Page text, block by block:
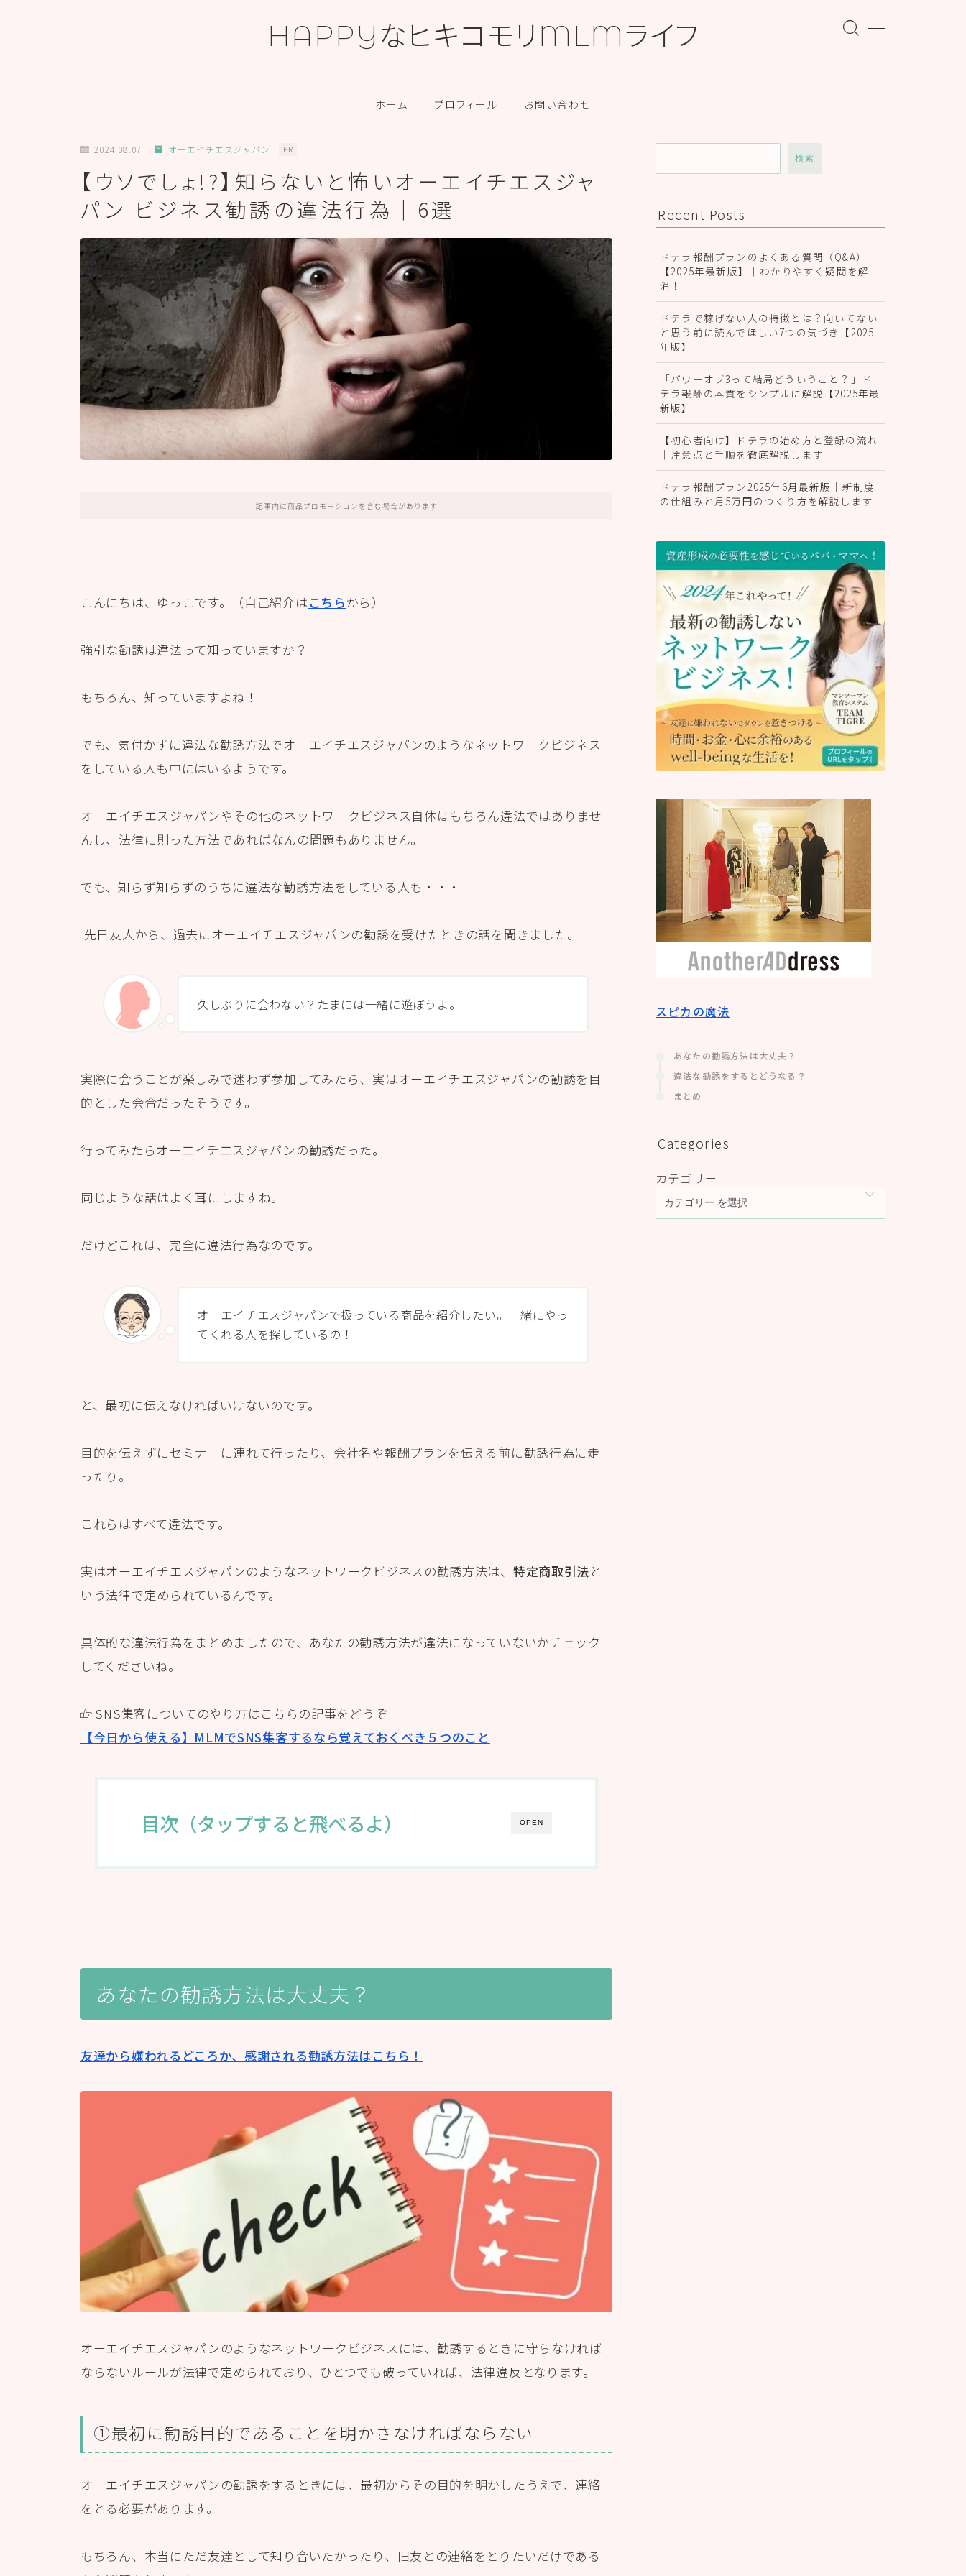
HAPPYなヒキコモリMLMライフ
ホーム プロフィール お問い合わせ
プロフィール
2024.08.07 オーエイチエスジャパン PR
【ウソでしょ!?】知らないと怖いオーエイチエスジャ
パン ビジネス勧誘の違法行為｜6選
記事内に商品プロモーションを含む場合があります
こんにちは、ゆっこです。（自己紹介は こちらから）
強引な勧誘は違法って知っていますか？
もちろん、知っていますよね！
でも、気付かずに違法な勧誘方法でオーエイチエスジャパンのようなネットワークビジネス
をしている人も中にはいるようです。
オーエイチエスジャパンやその他のネットワークビジネス自体はもちろん違法ではありませ
んし、法律に則った方法であればなんの問題もありません。
でも、知らず知らずのうちに違法な勧誘方法をしている人も・・・
先日友人から、過去にオーエイチエスジャパンの勧誘を受けたときの話を聞きました。
久しぶりに会わない？たまには一緒に遊ぼうよ。
実際に会うことが楽しみで迷わず参加してみたら、実はオーエイチエスジャパンの勧誘を目
的とした会合だったそうです。
行ってみたらオーエイチエスジャパンの勧誘だった。
同じような話はよく耳にしますね。
だけどこれは、完全に違法行為なのです。
オーエイチエスジャパンで扱っている商品を紹介したい。一緒にやっ
てくれる人を探しているの！
と、最初に伝えなければいけないのです。
目的を伝えずにセミナーに連れて行ったり、会社名や報酬プランを伝える前に勧誘行為に走
ったり。
これらはすべて違法です。
実はオーエイチエスジャパンのようなネットワークビジネスの勧誘方法は、 特定商取引法 と
いう法律で定められているんです。
具体的な違法行為をまとめましたので、あなたの勧誘方法が違法になっていないかチェック
してくださいね。
SNS集客についてのやり方はこちらの記事をどうぞ
【今日から使える】MLMでSNS集客するなら覚えておくべき５つのこと
OPEN
目次（タップすると飛べるよ）
あなたの勧誘方法は大丈夫？
友達から嫌われるどころか、感謝される勧誘方法はこちら！
オーエイチエスジャパンのようなネットワークビジネスには、勧誘するときに守らなければ
ならないルールが法律で定められており、ひとつでも破っていれば、法律違反となります。
①最初に勧誘目的であることを明かさなければならない
オーエイチエスジャパンの勧誘をするときには、最初からその目的を明かしたうえで、連絡
をとる必要があります。
もちろん、本当にただ友達として知り合いたかったり、旧友との連絡をとりたいだけである
検索
Recent Posts
ドテラ報酬プランのよくある質問（Q&A）
【2025年最新版】｜わかりやすく疑問を解
消！
ドテラで稼げない人の特徴とは？向いてない
と思う前に読んでほしい7つの気づき【2025
年版】
「パワーオブ3って結局どういうこと？」ド
テラ報酬の本質をシンプルに解説【2025年最
新版】
【初心者向け】ドテラの始め方と登録の流れ
｜注意点と手順を徹底解説します
ドテラ報酬プラン2025年6月最新版｜新制度
の仕組みと月5万円のつくり方を解説します
スピカの魔法
あなたの勧誘方法は大丈夫？
違法な勧誘をするとどうなる？
まとめ
Categories
カテゴリー